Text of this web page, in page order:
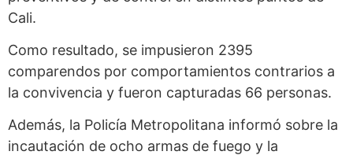
Cali.
Como resultado, se impusieron 2395
comparendos por comportamientos contrarios a
la convivencia y fueron capturadas 66 personas.
Además, la Policía Metropolitana informó sobre la
incautación de ocho armas de fuego y la